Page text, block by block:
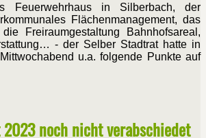
Feuerwehrhaus in Silberbach, der
Flächenmanagement, das
Freiraumgestaltung Bahnhofsareal,
- der Selber Stadtrat hatte in
u.a. folgende Punkte auf
noch nicht verabschiedet